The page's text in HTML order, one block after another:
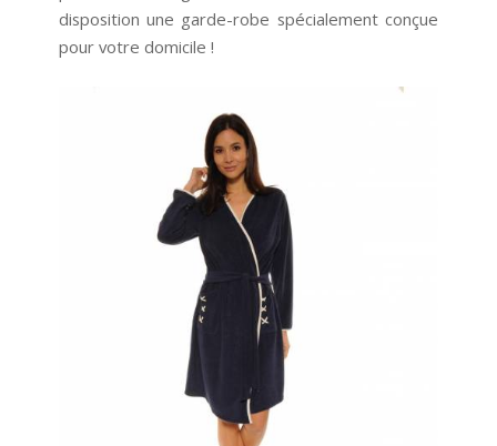
disposition une garde-robe spécialement conçue
pour votre domicile !